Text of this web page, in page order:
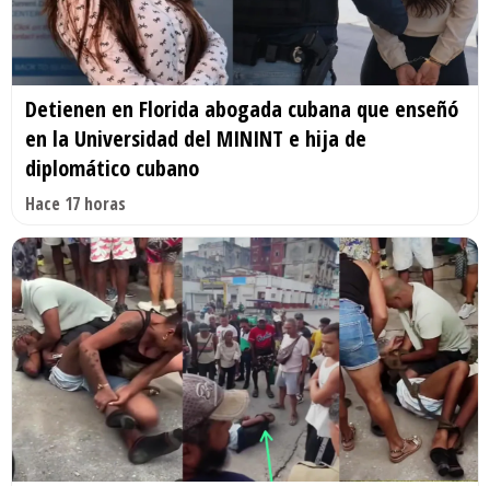
Detienen en Florida abogada cubana que enseñó
en la Universidad del MININT e hija de
diplomático cubano
Hace 17 horas